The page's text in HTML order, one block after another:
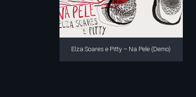
Elza Soares e Pitty – Na Pele (Demo)